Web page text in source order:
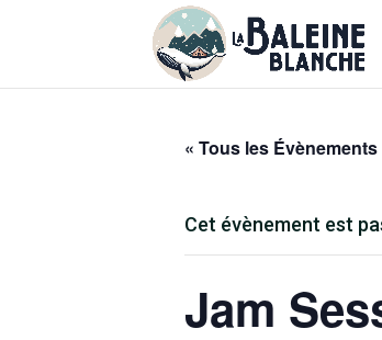
« Tous les Évènements
Cet évènement est
Jam